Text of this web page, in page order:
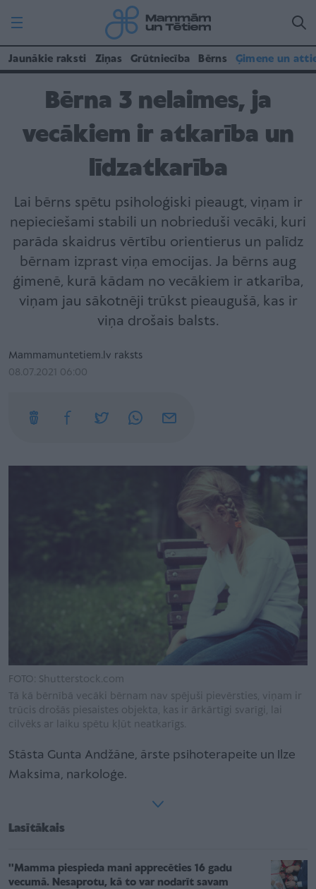
Jaunākie raksti Ziņas Grūtniecība Bērns Ģimene un
Bērna 3 nelaimes, ja
vecākiem ir atkarība un
līdzatkarība
Lai bērns spētu psiholoģiski pieaugt, viņam ir
nepieciešami stabili un nobrieduši vecāki, kuri
parāda skaidrus vērtību orientierus un palīdz
bērnam izprast viņa emocijas. Ja bērns aug
ģimenē, kurā kādam no vecākiem ir atkarība,
viņam jau sākotnēji trūkst pieaugušā, kas ir
viņa drošais balsts.
Mammamuntetiem.lv raksts
08.07.2021 06:00
FOTO: Shutterstock.com
Tā kā bērnībā vecāki bērnam nav spējuši pievērsties, viņam ir
trūcis drošās piesaistes objekta, kas ir ārkārtīgi svarīgi, lai
cilvēks ar laiku spētu kļūt neatkarīgs.
Stāsta Gunta Andžāne, ārste psihoterapeite un Ilze
Maksima, narkoloģe.
Lasītākais
''Mamma piespieda mani apprecēties 16 gadu
vecumā. Nesaprotu, kā to var nodarīt savam